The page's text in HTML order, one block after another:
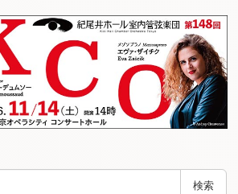
検索